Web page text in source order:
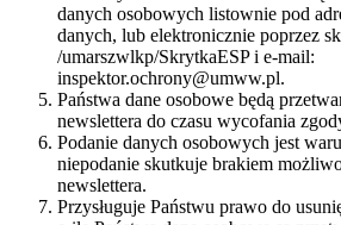
danych osobowych listownie pod
danych, lub elektronicznie poprzez
/umarszwlkp/SkrytkaESP i e-mail:
inspektor.ochrony@umww.pl.
Państwa dane osobowe będą
newslettera do czasu wycofania
Podanie danych osobowych jest
niepodanie skutkuje brakiem
newslettera.
Przysługuje Państwu prawo do